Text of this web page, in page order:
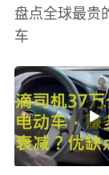
盘点全球最贵
车